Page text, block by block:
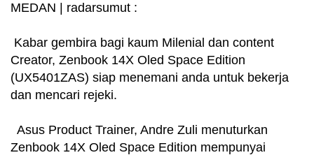
MEDAN | radarsumut :
Kabar gembira bagi kaum Milenial dan content
Creator, Zenbook 14X Oled Space Edition
(UX5401ZAS) siap menemani anda untuk bekerja
dan mencari rejeki.
Asus Product Trainer, Andre Zuli menuturkan
Zenbook 14X Oled Space Edition mempunyai